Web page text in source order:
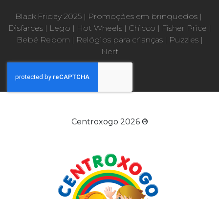
Black Friday 2025 | Promoções em brinquedos |
Disfarces| Lego | Hot Wheels| Chicco | Fisher Price |
Bebé Reborn | Relógios para crianças| Puzzles|
Nerf
Centroxogo 2026 ®